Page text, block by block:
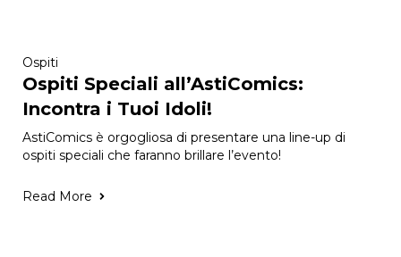
Ospiti
Ospiti Speciali all’AstiComics:
Incontra i Tuoi Idoli!
AstiComics è orgogliosa di presentare una line-up di
ospiti speciali che faranno brillare l’evento!
Read More